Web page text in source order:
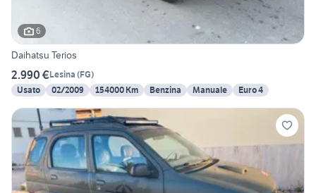
6
Daihatsu Terios
2.990 €Lesina (FG)
Usato
02/2009 154000 Km Benzina Manuale Euro 4